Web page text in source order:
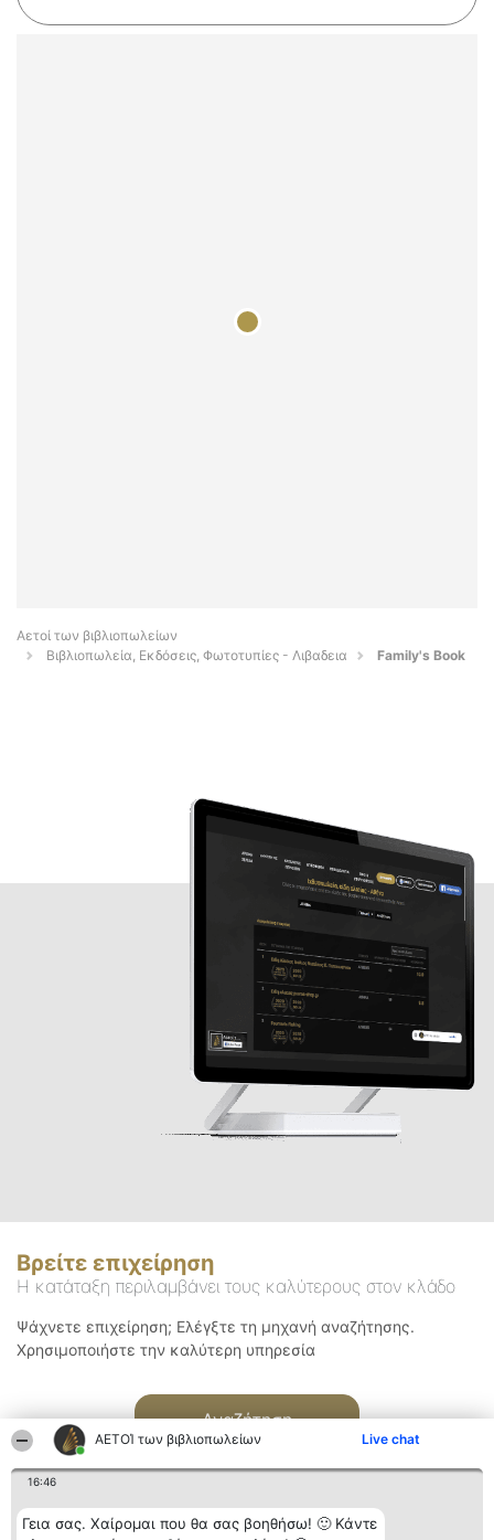
ΑΕΤΟΊ των βιβλιοπωλείων Live chat
16:46
Γεια σας. Χαίρομαι που θα σας βοηθήσω! 🙂 Κάντε
Αετοί των βιβλιοπωλείων
Βιβλιοπωλεία, Εκδόσεις, Φωτοτυπίες - Λιβαδεια
Family's Book
Βρείτε επιχείρηση
Η κατάταξη περιλαμβάνει τους καλύτερους στον κλάδο
Ψάχνετε επιχείρηση; Ελέγξτε τη μηχανή αναζήτησης.
Χρησιμοποιήστε την καλύτερη υπηρεσία
Αναζήτηση